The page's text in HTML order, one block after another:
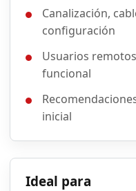
Canalización,
configuración
Usuarios
funcional
inicial
Ideal para